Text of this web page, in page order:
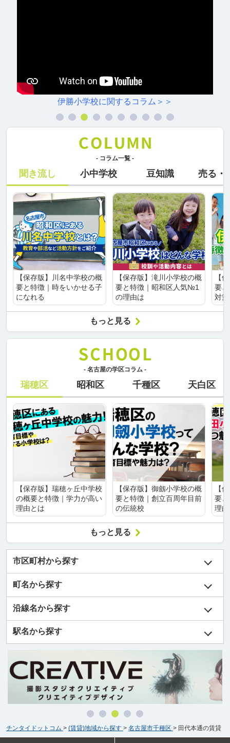
川原小学校に関するコ
- コラム一覧 -
聞き流し 小中学校 豆知識 売る・
【保存版】川名中学校の概
要と特徴｜時をいかせる子
になれる
【保存版】滝川小学校の概
要と特徴｜昭和区人気№1
の理由は
【
要
対
もっと見る
- 名古屋の学区コラム -
瑞穂区 昭和区 千種区 天白区
【保存版】瑞穂ヶ丘中学校
の概要と特徴｜学力が高い
理由とは
【保存版】御劔小学校の概
要と特徴｜創立百周年目前
の伝統校
【
要
理
もっと見る
市区町村から探す
町名から探す
沿線名から探す
駅名から探す
チンタイドットコム > (賃貸)地域から探す > 名古屋市千種区 > 田代本通の賃貸